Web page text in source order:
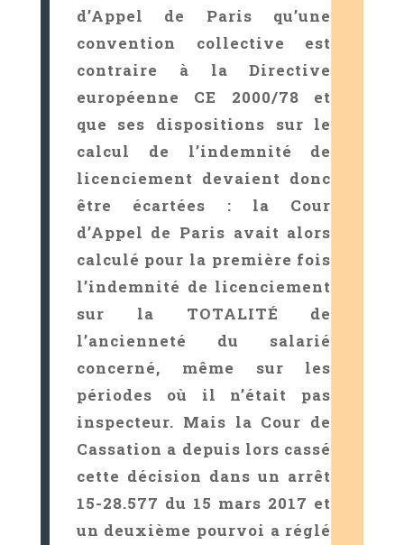
d’Appel de Paris qu’une
convention collective est
contraire à la Directive
européenne CE 2000/78 et
que ses dispositions sur le
calcul de l’indemnité de
licenciement devaient donc
être écartées : la Cour
d’Appel de Paris avait alors
calculé pour la première fois
l’indemnité de licenciement
sur la TOTALITÉ de
l’ancienneté du salarié
concerné, même sur les
périodes où il n’était pas
inspecteur. Mais la Cour de
Cassation a depuis lors cassé
cette décision dans un arrêt
15-28.577 du 15 mars 2017 et
un deuxième pourvoi a réglé